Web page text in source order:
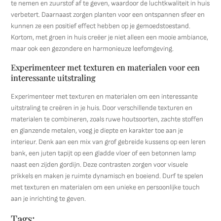
te nemen en zuurstof af te geven, waardoor de luchtkwaliteit in huis
verbetert. Daarnaast zorgen planten voor een ontspannen sfeer en
kunnen ze een positief effect hebben op je gemoedstoestand.
Kortom, met groen in huis creëer je niet alleen een mooie ambiance,
maar ook een gezondere en harmonieuze leefomgeving.
Experimenteer met texturen en materialen voor een
interessante uitstraling
Experimenteer met texturen en materialen om een interessante
uitstraling te creëren in je huis. Door verschillende texturen en
materialen te combineren, zoals ruwe houtsoorten, zachte stoffen
en glanzende metalen, voeg je diepte en karakter toe aan je
interieur. Denk aan een mix van grof gebreide kussens op een leren
bank, een juten tapijt op een gladde vloer of een betonnen lamp
naast een zijden gordijn. Deze contrasten zorgen voor visuele
prikkels en maken je ruimte dynamisch en boeiend. Durf te spelen
met texturen en materialen om een unieke en persoonlijke touch
aan je inrichting te geven.